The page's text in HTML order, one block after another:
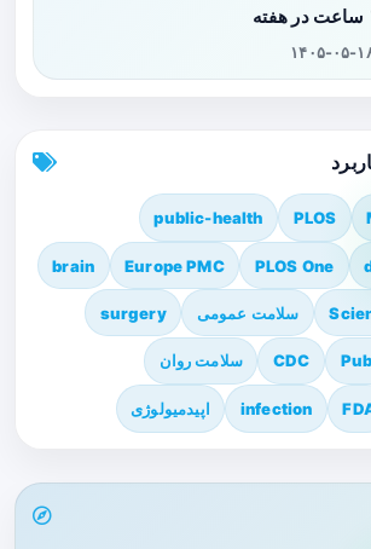
۰۵-۱۸
PLOS
public-health
PLOS One
Europe PMC
brain
سلامت عمومی surgery
CDC سلامت روان
infection اپیدمیولوژی